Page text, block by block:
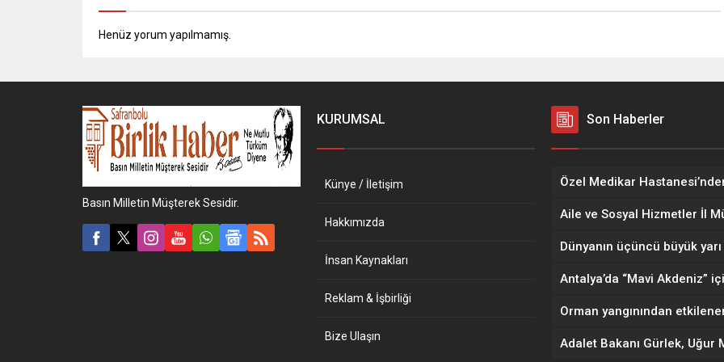
Henüz yorum yapılmamış.
Basın Milletin Müşterek Sesidir.
KURUMSAL
Künye / İletişim
Hakkımızda
İnsan Kaynakları
Reklam & İşbirliği
Bize Ulaşın
Son Haberler